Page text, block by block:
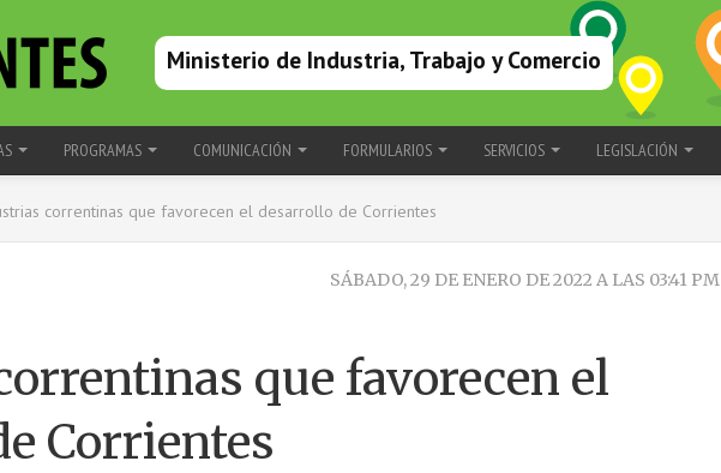
Ministerio de Industria, Trabajo y Comercio
PROGRAMAS COMUNICACIÓN FORMULARIOS SERVICIOS LEGISLACIÓN
correntinas que favorecen el desarrollo de Corrientes
SÁBADO, 29 DE ENERO DE 2022 A LAS 03:41 PM
que favorecen el
Corrientes